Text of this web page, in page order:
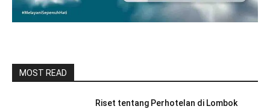
MOST READ
Riset tentang Perhotelan di Lombok